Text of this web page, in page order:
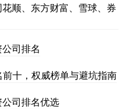
顺、东方财富、雪球、券
司排名
十，权威榜单与避坑指南
司排名优选